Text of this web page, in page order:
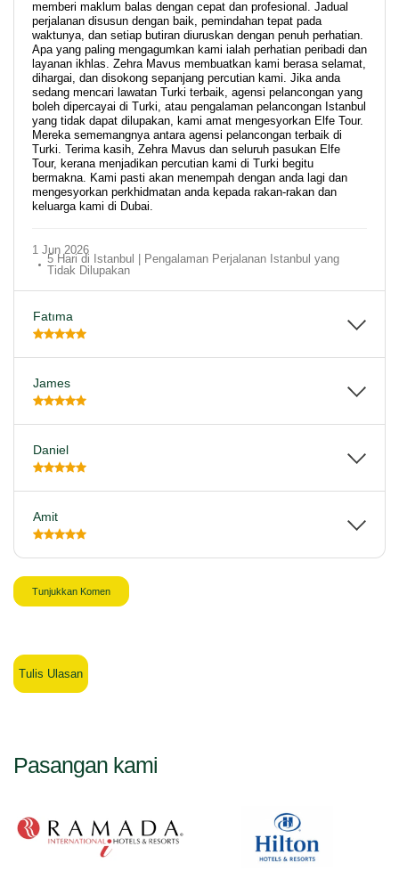
memberi maklum balas dengan cepat dan profesional. Jadual
perjalanan disusun dengan baik, pemindahan tepat pada
waktunya, dan setiap butiran diuruskan dengan penuh perhatian.
Apa yang paling mengagumkan kami ialah perhatian peribadi dan
layanan ikhlas. Zehra Mavus membuatkan kami berasa selamat,
dihargai, dan disokong sepanjang percutian kami. Jika anda
sedang mencari lawatan Turki terbaik, agensi pelancongan yang
boleh dipercayai di Turki, atau pengalaman pelancongan Istanbul
yang tidak dapat dilupakan, kami amat mengesyorkan Elfe Tour.
Mereka sememangnya antara agensi pelancongan terbaik di
Turki. Terima kasih, Zehra Mavus dan seluruh pasukan Elfe
Tour, kerana menjadikan percutian kami di Turki begitu
bermakna. Kami pasti akan menempah dengan anda lagi dan
mengesyorkan perkhidmatan anda kepada rakan-rakan dan
keluarga kami di Dubai.
1 Jun 2026
5 Hari di Istanbul | Pengalaman Perjalanan Istanbul yang
Tidak Dilupakan
Fatıma
James
Daniel
Amit
Tunjukkan Komen
Tulis Ulasan
Pasangan kami